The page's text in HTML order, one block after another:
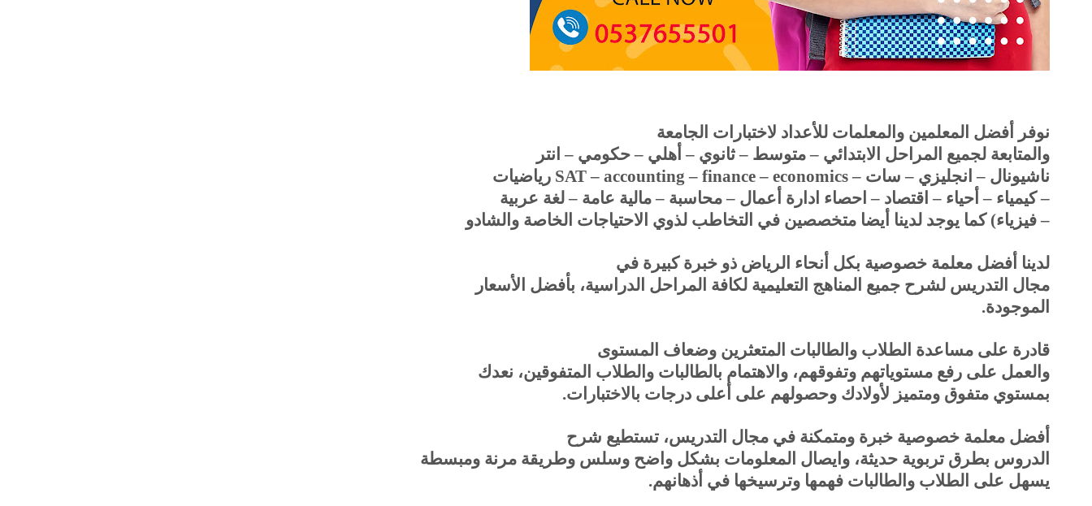
نوفر أفضل المعلمين والمعلمات للأعداد لاختبارات الجامعة
والمتابعة لجميع المراحل الابتدائي – متوسط – ثانوي – أهلي – حكومي – انتر
ناشيونال – انجليزي – سات SAT – accounting – finance – economics – رياضيات
– كيمياء – أحياء – اقتصاد – احصاء ادارة أعمال – محاسبة – مالية عامة – لغة عربية
– فيزياء) كما يوجد لدينا أيضا متخصصين في التخاطب لذوي الاحتياجات الخاصة والشادو
لدينا أفضل معلمة خصوصية بكل أنحاء الرياض ذو خبرة كبيرة في
مجال التدريس لشرح جميع المناهج التعليمية لكافة المراحل الدراسية، بأفضل الأسعار
الموجودة.
قادرة على مساعدة الطلاب والطالبات المتعثرين وضعاف المستوى
والعمل على رفع مستوياتهم وتفوقهم، والاهتمام بالطالبات والطلاب المتفوقين، نعدك
بمستوي متفوق ومتميز لأولادك وحصولهم على أعلى درجات بالاختبارات.
أفضل معلمة خصوصية خبرة ومتمكنة في مجال التدريس، تستطيع شرح
الدروس بطرق تربوية حديثة، وايصال المعلومات بشكل واضح وسلس وطريقة مرنة ومبسطة
يسهل على الطلاب والطالبات فهمها وترسيخها في أذهانهم.